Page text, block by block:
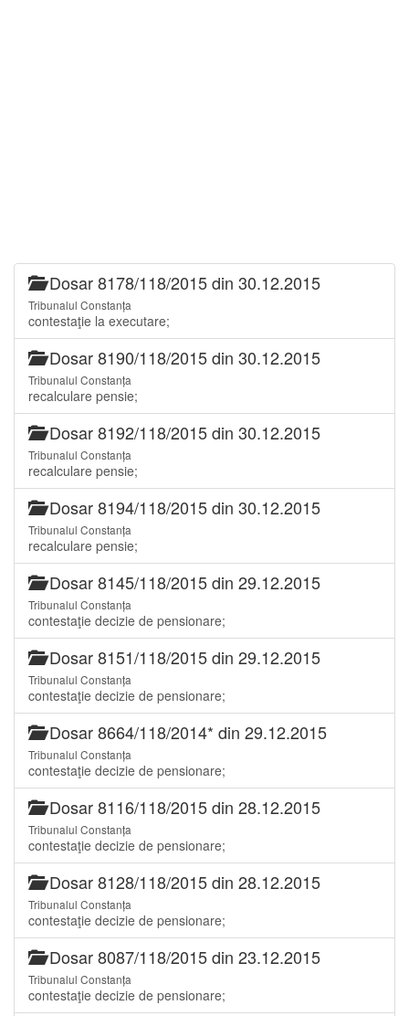
Dosar 8178/118/2015 din 30.12.2015
Tribunalul Constanța
contestaţie la executare;
Dosar 8190/118/2015 din 30.12.2015
Tribunalul Constanța
recalculare pensie;
Dosar 8192/118/2015 din 30.12.2015
Tribunalul Constanța
recalculare pensie;
Dosar 8194/118/2015 din 30.12.2015
Tribunalul Constanța
recalculare pensie;
Dosar 8145/118/2015 din 29.12.2015
Tribunalul Constanța
contestaţie decizie de pensionare;
Dosar 8151/118/2015 din 29.12.2015
Tribunalul Constanța
contestaţie decizie de pensionare;
Dosar 8664/118/2014* din 29.12.2015
Tribunalul Constanța
contestaţie decizie de pensionare;
Dosar 8116/118/2015 din 28.12.2015
Tribunalul Constanța
contestaţie decizie de pensionare;
Dosar 8128/118/2015 din 28.12.2015
Tribunalul Constanța
contestaţie decizie de pensionare;
Dosar 8087/118/2015 din 23.12.2015
Tribunalul Constanța
contestaţie decizie de pensionare;